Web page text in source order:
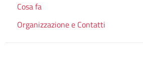
Cosa fa
Organizzazione e Contatti